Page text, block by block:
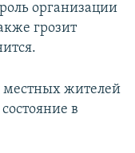
организации
грозит
местных жителей
в